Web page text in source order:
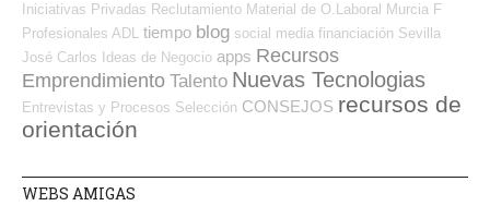
Iniciativas Privadas Reclutamiento Material de O.Laboral Murcia F
Profesionales ADL tiempo blog social media financiación Sevilla
José Carlos
Ideas de Negocio apps Recursos
Emprendimiento Talento Nuevas Tecnologias
Entrevistas y Procesos Selección CONSEJOS recursos de
orientación
WEBS AMIGAS